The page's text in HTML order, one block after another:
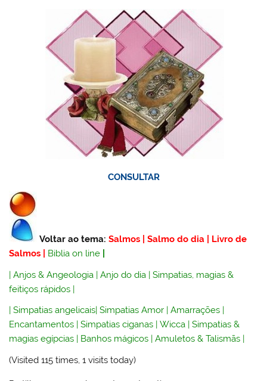
CONSULTAR
Voltar ao tema:Salmos |Salmo do dia
Livro de
Salmos
Biblia on line
|Anjos & Angeologia |Anjo do dia |Simpatias, magias &
feitiços rápidos |
|Simpatias angelicais|Simpatias Amor |Amarrações |
Encantamentos |Simpatias ciganas |Wicca |Simpatias &
magias egípcias | Banhos mágicos |Amuletos & Talismãs |
(Visited 115 times, 1 visits today)